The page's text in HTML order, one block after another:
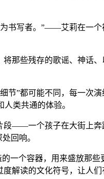
书写者。”——艾莉在一
那些残存的歌谣、神话
节”都可能不同，每一次
类共通的体验。
——一个孩子在大街上奔
回响。
的一个容器，用来盛放
解读的文化符号，让人